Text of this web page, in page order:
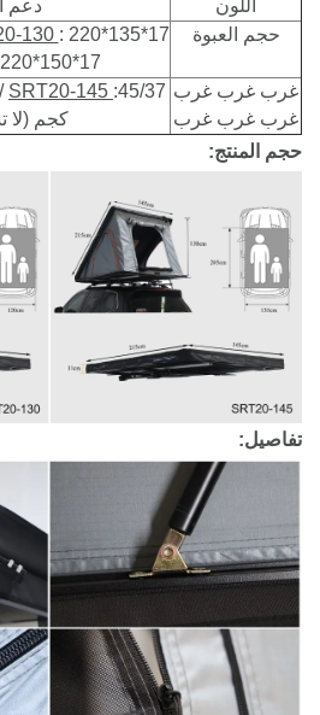
اللون
دعم
حجم العبوة
130 : 220*135*17سم /
220*150*17سم (2-3 شخص)
غرب غرب غرب
غرب غرب غرب
SRT20-145 :45/37
كجم (لا
حجم المنتج:
تفاصيل: